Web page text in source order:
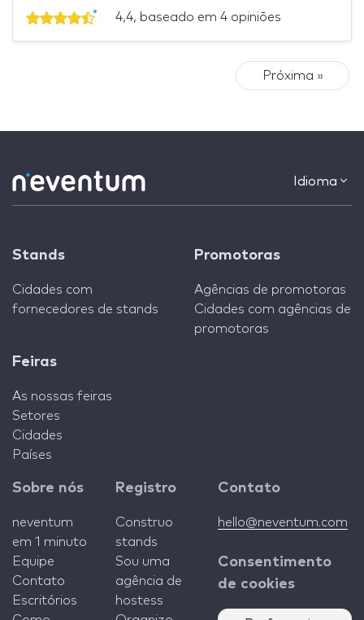
4,4, baseado em 4 opiniões
Próxima »
Idioma
Stands
Cidades com
fornecedores de stands
Promotoras
Agências de promotoras
Cidades com agências de
promotoras
Feiras
As nossas feiras
Setores
Cidades
Países
Sobre nós
neventum
em 1 minuto
Equipe
Contato
Escritórios
Registro
Construo
stands
Sou uma
agência de
hostess
Contato
hello@neventum.com
Consentimento
de cookies